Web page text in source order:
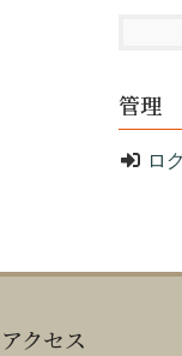
管理
ロ
アクセス